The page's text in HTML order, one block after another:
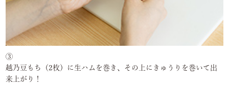
③
越乃豆もち（2枚）に生ハムを巻き、その上にきゅうりを巻いて出
来上がり！